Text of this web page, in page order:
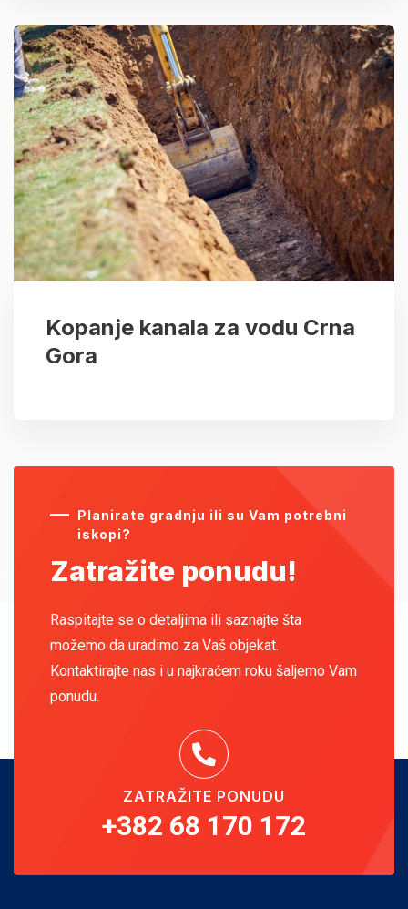
Kopanje kanala za vodu Crna
Gora
Planirate gradnju ili su Vam potrebni
iskopi?
Zatražite ponudu!
Raspitajte se o detaljima ili saznajte šta
možemo da uradimo za Vaš objekat.
Kontaktirajte nas i u najkraćem roku šaljemo Vam
ponudu.
ZATRAŽITE PONUDU
+382 68 170 172